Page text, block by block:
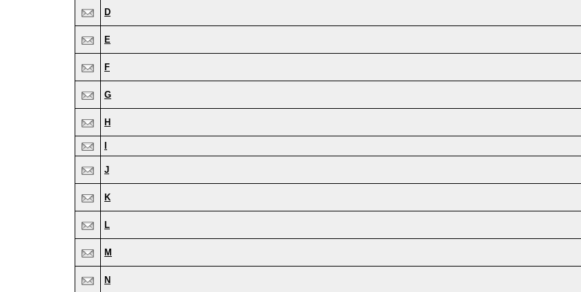
D
E
F
G
H
J
K
L
M
N